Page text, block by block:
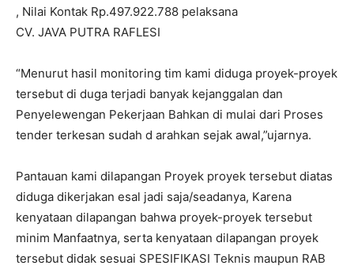
, Nilai Kontak Rp.497.922.788 pelaksana
CV. JAVA PUTRA RAFLESI
“Menurut hasil monitoring tim kami diduga proyek-proyek
tersebut di duga terjadi banyak kejanggalan dan
Penyelewengan Pekerjaan Bahkan di mulai dari Proses
tender terkesan sudah d arahkan sejak awal,”ujarnya.
Pantauan kami dilapangan Proyek proyek tersebut diatas
diduga dikerjakan esal jadi saja/seadanya, Karena
kenyataan dilapangan bahwa proyek-proyek tersebut
minim Manfaatnya, serta kenyataan dilapangan proyek
tersebut didak sesuai SPESIFIKASI Teknis maupun RAB